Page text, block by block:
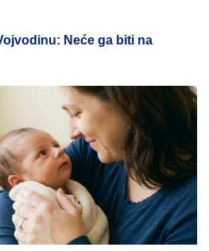
Neće ga biti na